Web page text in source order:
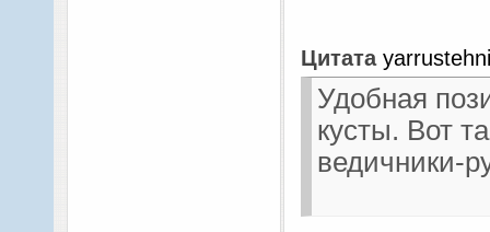
Цитата
Удобная
кусты. Вот
ведичники-